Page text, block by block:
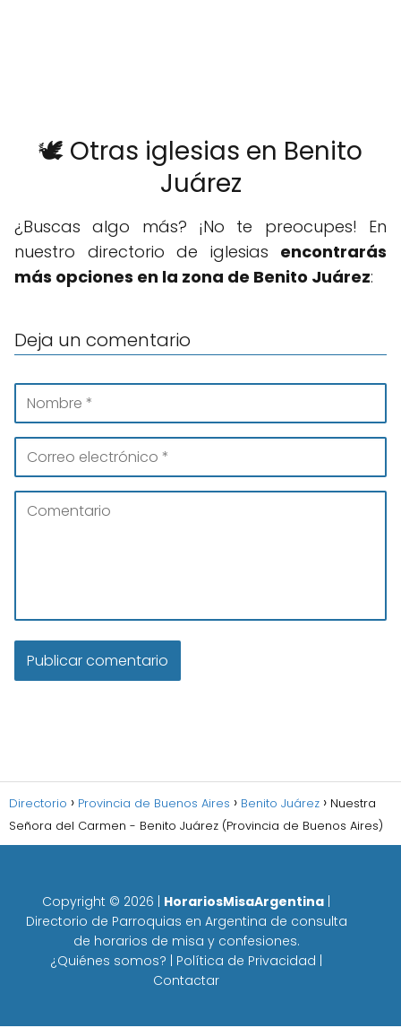
🕊️ Otras iglesias en Benito
Juárez
¿Buscas algo más? ¡No te preocupes! En
nuestro directorio de iglesias encontrarás
más opciones en la zona de Benito Juárez:
Deja un comentario
Directorio Provincia de Buenos Aires Benito Juárez
Nuestra
Señora del Carmen - Benito Juárez (Provincia de Buenos Aires)
Copyright © 2026 HorariosMisaArgentina
Directorio de Parroquias en Argentina de consulta
de horarios de misa y confesiones.
¿Quiénes somos?
Política de Privacidad
Contactar